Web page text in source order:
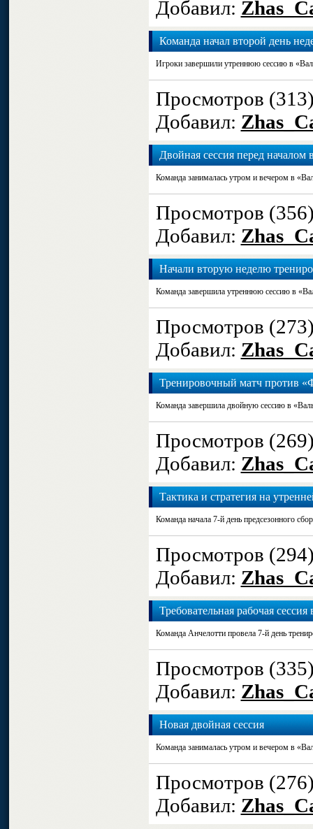
Добавил:
Команда начал второй день
Игроки завершили утреннюю сессию в
Просмотров
Добавил:
Двойная сессия перед началом
Команда занималась утром и вечером в
Просмотров
Добавил:
Начали вторую неделю
Команда завершила утреннюю сессию в
Просмотров
Добавил:
Тренировочный матч против
Команда завершила двойную сессию в
Просмотров
Добавил:
Тактика и стратегия на
Команда начала 7-й день предсезонного
Просмотров
Добавил:
Требовательная рабочая сессия
Команда Анчелотти провела 7-й день
Просмотров
Добавил:
Новая двойная сессия
Команда занималась утром и вечером ​в
Просмотров
Добавил: